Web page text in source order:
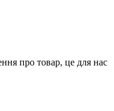
про товар, це для нас